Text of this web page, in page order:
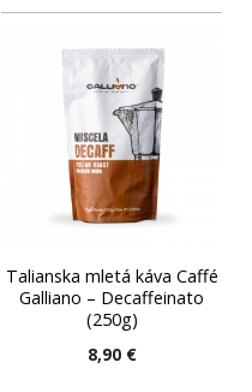
Talianska mletá káva Caffé
Galliano – Decaffeinato
(250g)
8,90 €